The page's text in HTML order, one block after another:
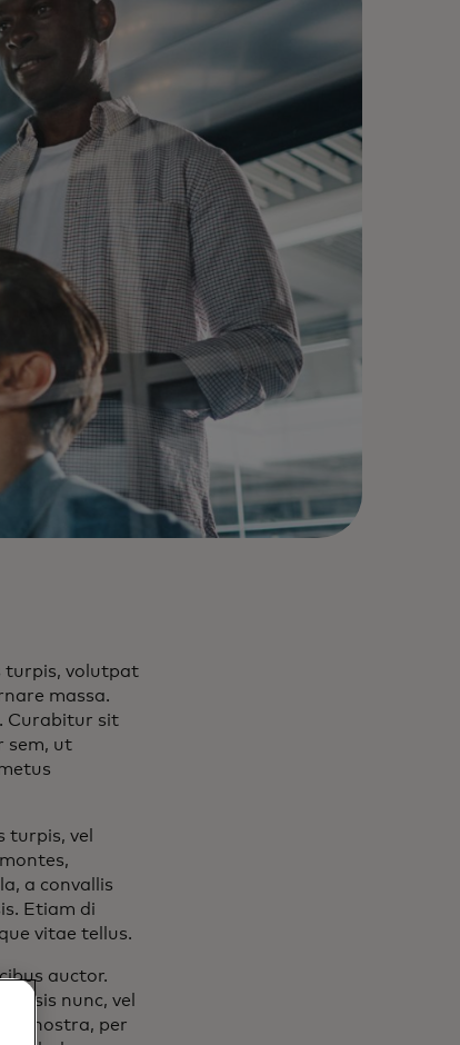
turpis, volutpat
massa.
Curabitur sit
sem, ut
vel
a convallis
Etiam di
vitae tellus.
auctor.
nunc, vel
nostra, per